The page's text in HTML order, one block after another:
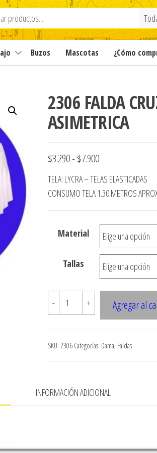
Buzos Mascotas ¿Cómo
2306 FALDA
ASIMETRICA
$3.290- $7.900Rango
de
precios:
$3.290
hasta
$7.900
TELA: LYCRA – TELAS ELASTICADAS
CONSUMO TELA 1.30 METROS
Material
Tallas
-
2306
FALDA
ASIMETRICA
cantidad
+ Agregar al
SKU: 2306 Categorías: Dama, Faldas
INFORMACIÓN ADICIONAL